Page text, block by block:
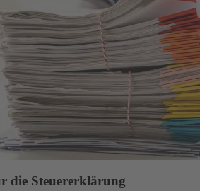
die Steuererklärung